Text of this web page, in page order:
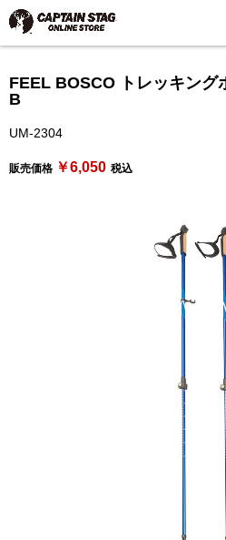
FEEL BOSCO トレッキング
B
UM-2304
販売価格 ￥6,050 税込